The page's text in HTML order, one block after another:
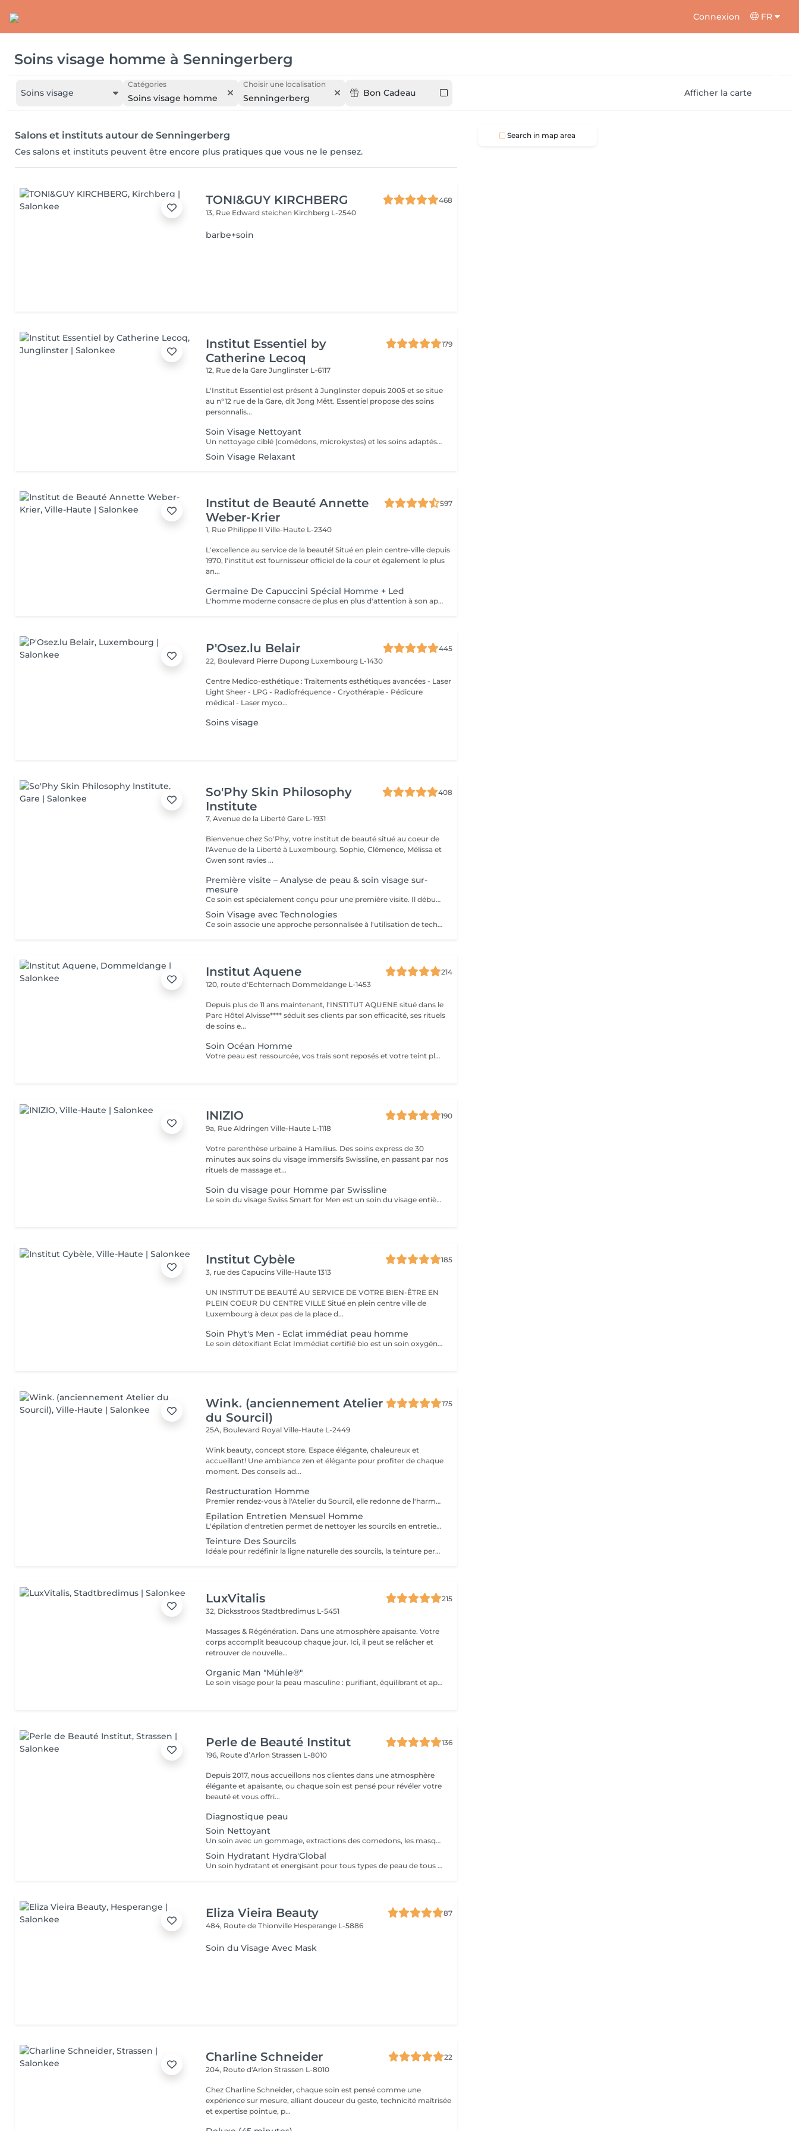
Connexion FR
Soins visage homme à Senningerberg
Soins visage
Catégories
Soins visage homme
Choisir une localisation
Senningerberg Bon Cadeau Afficher la carte
Salons et instituts autour de Senningerberg
Ces salons et instituts peuvent être encore plus pratiques que vous ne le pensez.
TONI&GUY KIRCHBERG
468
13, Rue Edward steichen Kirchberg L-2540
barbe+soin
Institut Essentiel by
Catherine Lecoq
179
12, Rue de la GareJunglinster L-6117
L'Institut Essentiel est présent à Junglinster depuis 2005 et se situe
au n°12 rue de la Gare, dit Jong Mëtt. Essentiel propose des soins
personnalis...
Soin Visage Nettoyant
Un nettoyage ciblé (comédons, microkystes) et les soins adaptés avant et après le nettoyage.
Soin Visage Relaxant
Institut de Beauté Annette
Weber-Krier
597
1, Rue Philippe IIVille-Haute L-2340
L'excellence au service de la beauté! Situé en plein centre-ville depuis
1970, l'institut est fournisseur officiel de la cour et également le plus
an...
Germaine De Capuccini Spécial Homme + Led
L'homme moderne consacre de plus en plus d'attention à son apparence , ce soin réparateur enlève les toxines, renforce la peau , est apaisant et rafraichissant.
P'Osez.lu Belair
445
22, Boulevard Pierre Dupong Luxembourg L-1430
Centre Medico-esthétique : Traitements esthétiques avancées - Laser
Light Sheer - LPG - Radiofréquence - Cryothérapie - Pédicure
médical - Laser myco...
Soins visage
So'Phy Skin Philosophy
Institute
408
7, Avenue de la LibertéGare L-1931
Bienvenue chez So'Phy, votre institut de beauté situé au coeur de
l'Avenue de la Liberté à Luxembourg. Sophie, Clémence, Mélissa et
Gwen sont ravies ...
Première visite – Analyse de peau & soin visage sur-
mesure
Ce soin est spécialement conçu pour une première visite. Il débute par une analyse de peau approfondie afin de comprendre ses besoins et d’identifier les déséquilibres éventuels. Le soin du visage est ensuite entièrement personnalisé, avec des techniques et des produits adaptés pour répondre de manière ciblée aux besoins de la peau. Ce premier rendez-vous permet d’obtenir des résultats visibles tout en bénéficiant de conseils personnalisés pour améliorer durablement la qualité de la peau.
Soin Visage avec Technologies
Ce soin associe une approche personnalisée à l'utilisation de technologies avancées afin d'agir plus en profondeur sur la peau. Les technologies sont sélectionnées en fonction des besoins pour améliorer la texture de la peau, l'hydratation et les signes de l'âge. Un soin idéal pour obtenir des résultats visibles et aller plus loin dans l'amélioration de la qualité de la peau.
Institut Aquene
214
120, route d'Echternach Dommeldange L-1453
Depuis plus de 11 ans maintenant, l'INSTITUT AQUENE situé dans le
Parc Hôtel Alvisse**** séduit ses clients par son efficacité, ses rituels
de soins e...
Soin Océan Homme
Votre peau est ressourcée, vos trais sont reposés et votre teint plus lumineux. Véritable recharge d'énergie, les extraits d'algue bleue sont libérés au cur des cellules pour une action anti-âge et antifatigue.
INIZIO
190
9a, Rue AldringenVille-Haute L-1118
Votre parenthèse urbaine à Hamilius. Des soins express de 30
minutes aux soins du visage immersifs Swissline, en passant par nos
rituels de massage et...
Soin du visage pour Homme par Swissline
Le soin du visage Swiss Smart for Men est un soin du visage entièrement personnalisé de 45 à 60 minutes conçu pour les hommes qui cherchent à détoxifier et à renforcer leur peau. Ce soin du visage utilise exclusivement des produits Swissline végétaliens, améliorés avec la collection signature d'Age Intelligence Boosters pour protéger et rééquilibrer la peau. Il a un effet de détresse instantané et comprend un massage facial de 15 à 20 minutes combinant relaxation et drainage lymphatique pour détoxifier la peau, et c'est un moyen intelligent et rapide de paraître à votre meilleur. Principaux avantages : Rafraîchit et dynamise la peau fatiguée Atténue l'irritation Améliore le teint et la texture de la peau
Institut Cybèle
185
3, rue des CapucinsVille-Haute 1313
UN INSTITUT DE BEAUTÉ AU SERVICE DE VOTRE BIEN-ÊTRE EN
PLEIN COEUR DU CENTRE VILLE Situé en plein centre ville de
Luxembourg à deux pas de la place d...
Soin Phyt's Men - Eclat immédiat peau homme
Le soin détoxifiant Eclat Immédiat certifié bio est un soin oxygénant et défatigant, destiné à toutes les peaux masculines, est idéal pour les épidermes asphyxiés ou les teints brouillés. Nettoyage - gommage - extraction des comédons avec vapeur - massage - masque. Enrichi en ginseng, aloé vera et huiles végétales nourrissantes, il hydrate, apaise et revitalise la peau.
Wink. (anciennement Atelier
du Sourcil)
175
25A, Boulevard RoyalVille-Haute L-2449
Wink beauty, concept store. Espace élégante, chaleureux et
accueillant! Une ambiance zen et élégante pour profiter de chaque
moment. Des conseils ad...
Restructuration Homme
Premier rendez-vous à l'Atelier du Sourcil, elle redonne de l'harmonie au visage. Entièrement réalisée à la pince à épiler, cette prestation iconique vise à redéfinir la forme des sourcils. Formée en morphologie du visage, notre équipe de professionnelles maîtrise toutes les subtilités d'une forme réussie. Un entretien mensuel permet ensuite de conserver une ligne idéale.
Epilation Entretien Mensuel Homme
L'épilation d'entretien permet de nettoyer les sourcils en entretien et de conserver ainsi leur ligne. Au-delà de deux mois sans entretien à l'atelier du sourcil, il faudra refaire une restructuration pour redessiner à nouveau la ligne du sourcil.
Teinture Des Sourcils
Idéale pour redéfinir la ligne naturelle des sourcils, la teinture permet d'intensifier et sublimer le regard. Parfois clairsemés, en manque de densité ou simplement endommagés par de trop régulières épilations, les sourcils peuvent avoir besoin d'être travaillés pour intensifier la teinte du poil ou masquer les sourcils blancs ou grisonnants.
LuxVitalis
215
32, DicksstroosStadtbredimus L-5451
Massages & Régénération. Dans une atmosphère apaisante. Votre
corps accomplit beaucoup chaque jour. Ici, il peut se relâcher et
retrouver de nouvelle...
Organic Man "Mühle®"
Le soin visage pour la peau masculine : purifiant, équilibrant et apaisant. Idéal pour les imperfections ou les peaux stressées. Des arômes raffinés alliés au meilleur de la nature : dans sa gamme de cosmétiques naturels BIO, MÜHLE allie durabilité et luxe. Huile d'argan pure, beurre de karité nourrissant, aloe vera aux vertus réparatrices, calendula et camomille apaisants : chaque ingrédient est issu de l'agriculture biologique certifiée ou de la cueillette sauvage.
Perle de Beauté Institut
136
196, Route d’ArlonStrassen L-8010
Depuis 2017, nous accueillons nos clientes dans une atmosphère
élégante et apaisante, ou chaque soin est pensé pour révéler votre
beauté et vous offri...
Diagnostique peau
Soin Nettoyant
Un soin avec un gommage, extractions des comedons, les masques spécifiques. Effet : la peau est fraîche, nette et éclatant.
Soin Hydratant Hydra'Global
Un soin hydratant et energisant pour tous types de peau de tous ages. La peau se charge d'une nouvelle énergie et d'éclat, les rides de déshydratation sont atténuées, la peau est repulpée, lumineuse et fraiche.
Eliza Vieira Beauty
87
484, Route de Thionville Hesperange L-5886
Soin du Visage Avec Mask
Charline Schneider
22
204, Route d'ArlonStrassen L-8010
Chez Charline Schneider, chaque soin est pensé comme une
expérience sur mesure, alliant douceur du geste, technicité maîtrisée
et expertise pointue, p...
Search in map area